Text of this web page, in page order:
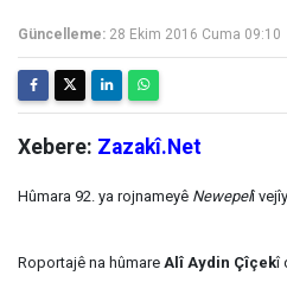
Güncelleme: 28 Ekim 2016 Cuma 09:10
Xebere: Zazakî.Net
Hûmara 92. ya rojnameyê Newepelî
Roportajê na hûmare Alî Aydin Çîçekî